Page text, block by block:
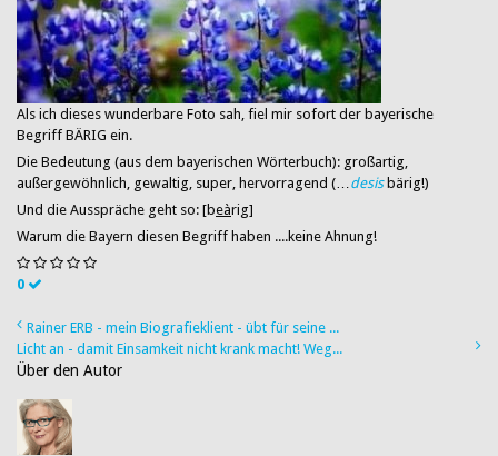
​Als ich dieses wunderbare Foto sah, fiel mir sofort der bayerische
Begriff BÄRIG ein.
Die Bedeutung (aus dem bayerischen Wörterbuch): großartig,
außergewöhnlich, gewaltig, super, hervorragend (…desisbärig!)
Und die Ausspräche geht so: [beàrig]
Warum die Bayern diesen Begriff haben ....keine Ahnung!
0
Rainer ERB - mein Biografieklient - übt für seine ...
Licht an - damit Einsamkeit nicht krank macht! Weg...
Über den Autor